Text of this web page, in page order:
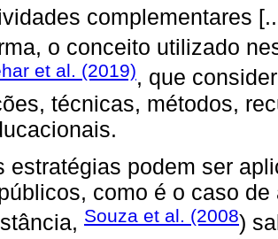
complementares
o conceito utilizado
et al. (2019), que
técnicas, métodos,
estratégias podem ser
como é o caso
Souza et al. (2008)